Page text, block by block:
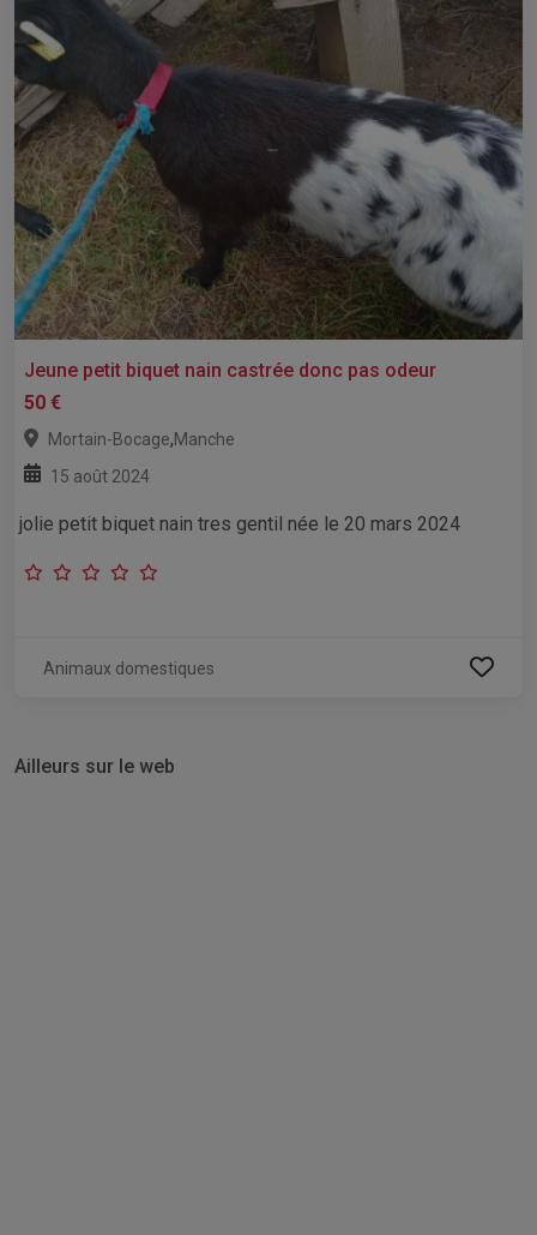
Jeune petit biquet nain castrée donc pas odeur
50 €
Mortain-Bocage,Manche
15 août 2024
jolie petit biquet nain tres gentil née le 20 mars 2024
Animaux domestiques
Ailleurs sur le web